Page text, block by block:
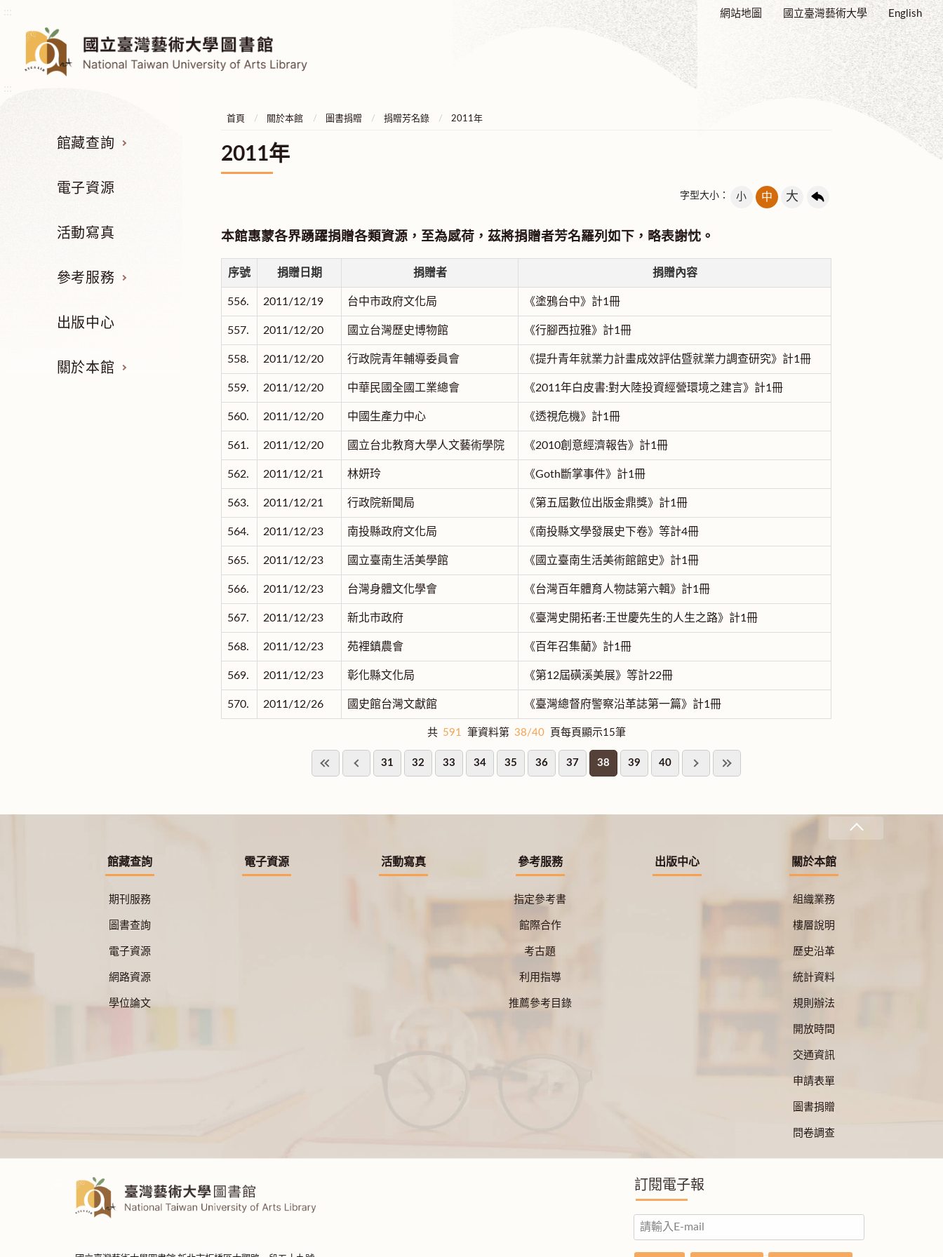
網站地圖 國立臺灣藝術大學 English
館藏查詢
電子資源
活動寫真
參考服務
出版中心
關於本館
首頁 關於本館 圖書捐贈 捐贈芳名錄 2011年
2011年
字型大小： 小 中 大
本館惠蒙各界踴躍捐贈各類資源，至為感荷，茲將捐贈者芳名羅列如下，略表謝忱。
序號 捐贈日期 捐贈者 捐贈內容
556. 2011/12/19 台中市政府文化局 《塗鴉台中》計1冊
557. 2011/12/20 國立台灣歷史博物館 《行腳西拉雅》計1冊
558. 2011/12/20 行政院青年輔導委員會 《提升青年就業力計畫成效評估暨就業力調查研究》計1冊
559. 2011/12/20 中華民國全國工業總會 《2011年白皮書:對大陸投資經營環境之建言》計1冊
560. 2011/12/20 中國生產力中心 《透視危機》計1冊
561. 2011/12/20 國立台北教育大學人文藝術學院 《2010創意經濟報告》計1冊
562. 2011/12/21 林妍玲 《Goth斷掌事件》計1冊
563. 2011/12/21 行政院新聞局 《第五屆數位出版金鼎獎》計1冊
564. 2011/12/23 南投縣政府文化局 《南投縣文學發展史下卷》等計4冊
565. 2011/12/23 國立臺南生活美學館 《國立臺南生活美術館館史》計1冊
566. 2011/12/23 台灣身體文化學會 《台灣百年體育人物誌第六輯》計1冊
567. 2011/12/23 新北市政府 《臺灣史開拓者:王世慶先生的人生之路》計1冊
568. 2011/12/23 苑裡鎮農會 《百年召集藺》計1冊
569. 2011/12/23 彰化縣文化局 《第12屆磺溪美展》等計22冊
570. 2011/12/26 國史館台灣文獻館 《臺灣總督府警察沿革誌第一篇》計1冊
共 591 筆資料第 38/40 頁每頁顯示15筆
31 32 33 34 35 36 37 38 39 40
館藏查詢
期刊服務
圖書查詢
電子資源
網路資源
學位論文
電子資源 活動寫真 參考服務
指定參考書
館際合作
考古題
利用指導
推薦參考目錄
出版中心 關於本館
組織業務
樓層說明
歷史沿革
統計資料
規則辦法
開放時間
交通資訊
申請表單
圖書捐贈
問卷調查
訂閱電子報